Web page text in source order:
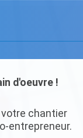
d'oeuvre !
chantier
entrepreneur.